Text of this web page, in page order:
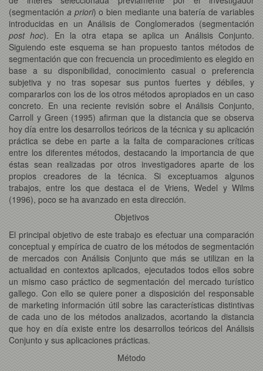
(segmentación a priori) o bien mediante una batería de variables
introducidas en un Análisis de Conglomerados (segmentación
post hoc). En la otra etapa se aplica un Análisis Conjunto.
Siguiendo este esquema se han propuesto tantos métodos de
segmentación que con frecuencia un procedimiento es elegido en
base a su disponibilidad, conocimiento casual o preferencia
subjetiva y no tras sopesar sus puntos fuertes y débiles, y
compararlos con los de los otros métodos apropiados en un caso
concreto. En una reciente revisión sobre el Análisis Conjunto,
Carroll y Green (1995) afirman que la distancia que se observa
hoy día entre los desarrollos teóricos de la técnica y su aplicación
práctica se debe en parte a la falta de comparaciones críticas
entre los diferentes métodos, destacando la importancia de que
éstas sean realizadas por otros investigadores aparte de los
propios creadores de la técnica. Si exceptuamos algunos
trabajos, entre los que destaca el de Vriens, Wedel y Wilms
(1996), poco se ha avanzado en esta dirección.
Objetivos
El principal objetivo de este trabajo es efectuar una comparación
conceptual y empírica de cuatro de los métodos de segmentación
de mercados con Análisis Conjunto que más se utilizan en la
actualidad en contextos aplicados, ejecutados todos ellos sobre
un mismo caso práctico de segmentación del mercado turístico
gallego. Con ello se quiere poner a disposición del responsable
de marketing información útil sobre las características distintivas
de cada uno de los métodos analizados, acortando la distancia
que hoy en día existe entre los desarrollos teóricos del Análisis
Conjunto y sus aplicaciones prácticas.
Método